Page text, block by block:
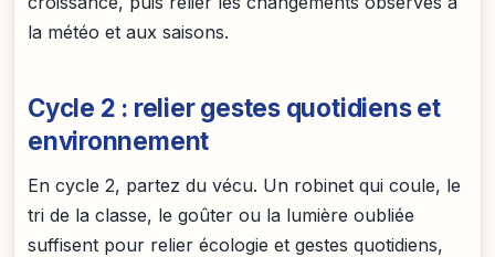
la météo et aux saisons.
Cycle 2 : relier gestes quotidiens et
environnement
En cycle 2, partez du vécu. Un robinet qui coule, le
tri de la classe, le goûter ou la lumière oubliée
suffisent pour relier écologie et gestes quotidiens,